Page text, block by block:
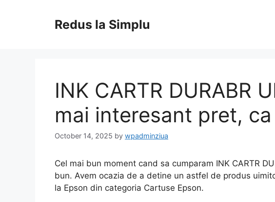
Redus la Simplu
INK CARTR DURABR
mai interesant pret,
October 14, 2025 by wpadminziua
Cel mai bun moment cand sa cumparam INK CARTR
bun. Avem ocazia de a detine un astfel de produs
la Epson din categoria Cartuse Epson.